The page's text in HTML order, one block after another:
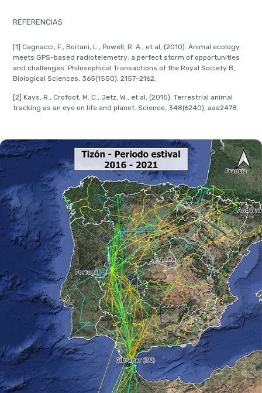
REFERENCIAS
[1] Cagnacci, F., Boitani, L., Powell, R. A., et al, (2010). Animal ecology
meets GPS-based radiotelemetry: a perfect storm of opportunities
and challenges. Philosophical Transactions of the Royal Society B,
Biological Sciences, 365(1550), 2157-2162.
[2] Kays, R., Crofoot, M. C., Jetz, W., et al, (2015). Terrestrial animal
tracking as an eye on life and planet. Science, 348(6240), aaa2478.